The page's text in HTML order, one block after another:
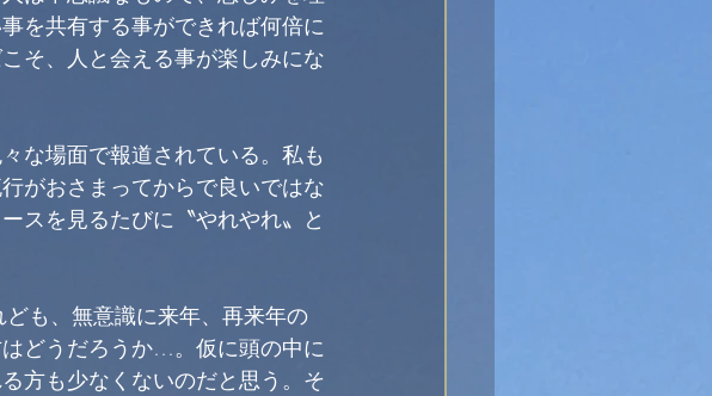
を共有する事ができれば何倍に
そ、人と会える事が楽しみにな
な場面で報道されている。私も
がおさまってからで良いではな
スを見るたびに〝やれやれ〟と
も、無意識に来年、再来年の
どうだろうか…。仮に頭の中に
方も少なくないのだと思う。そ